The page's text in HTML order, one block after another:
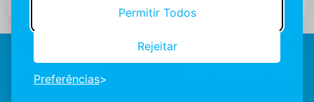
Permitir Todos
Rejeitar
Preferências
amplamente apoiado pelos principais países
ocidentais. Diário de Notícias | 1989-10-02